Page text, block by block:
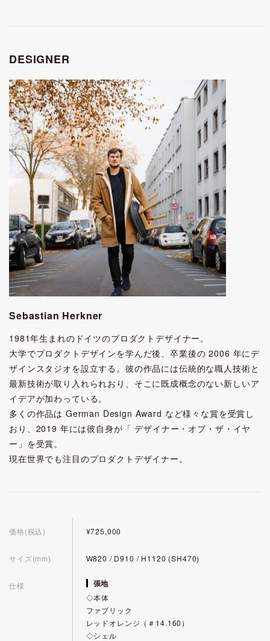
DESIGNER
Sebastian Herkner
1981年生まれのドイツのプロダクトデザイナー。
大学でプロダクトデザインを学んだ後、卒業後の 2006 年にデ
ザインスタジオを設立する。彼の作品には伝統的な職人技術と
最新技術が取り入れられおり、そこに既成概念のない新しいア
イデアが加わっている。
多くの作品は German Design Award など様々な賞を受賞し
おり、2019 年には彼自身が「 デザイナー・オブ・ザ・イヤ
ー」を受賞。
現在世界でも注目のプロダクトデザイナー。
価格(税込) ¥725,000
サイズ(mm) W820 / D910 / H1120 (SH470)
仕様 張地
◇本体
ファブリック
レッドオレンジ（＃14.160）
◇シェル